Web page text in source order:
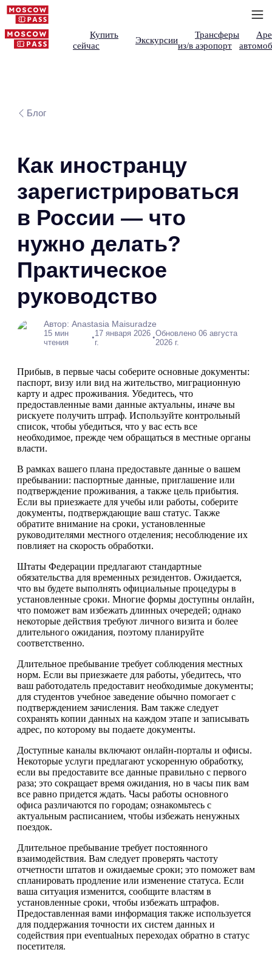
Купить
сейчас
Экскурсии
Трансферы
из/в аэропорт
Блог
Как иностранцу
зарегистрироваться
в России — что
нужно делать?
Практическое
руководство
Автор: Anastasia Maisuradze
15 мин
чтения
•17 января 2026
г.
•Обновлено 06 августа
2026 г.
Прибыв, в первые часы соберите основные документы:
паспорт, визу или вид на жительство, миграционную
карту и адрес проживания. Убедитесь, что
предоставленные вами данные актуальны, иначе вы
рискуете получить штраф. Используйте контрольный
список, чтобы убедиться, что у вас есть все
необходимое, прежде чем обращаться в местные органы
власти.
В рамках вашего плана предоставьте данные о вашем
пребывании: паспортные данные, приглашение или
подтверждение проживания, а также цель прибытия.
Если вы приезжаете для учебы или работы, соберите
документы, подтверждающие ваш статус. Также
обратите внимание на сроки, установленные
руководителями местного отделения; несоблюдение их
повлияет на скорость обработки.
Штаты Федерации предлагают стандартные
обязательства для временных резидентов. Ожидается,
что вы будете выполнять официальные процедуры в
установленные сроки. Многие формы доступны онлайн,
что поможет вам избежать длинных очередей; однако
некоторые действия требуют личного визита и более
длительного ожидания, поэтому планируйте
соответственно.
Длительное пребывание требует соблюдения местных
норм. Если вы приезжаете для работы, убедитесь, что
ваш работодатель предоставит необходимые документы;
для студентов учебное заведение обычно помогает с
подтверждением зачисления. Вам также следует
сохранять копии данных на каждом этапе и записывать
адрес, по которому вы подаете документы.
Доступные каналы включают онлайн-порталы и офисы.
Некоторые услуги предлагают ускоренную обработку,
если вы предоставите все данные правильно с первого
раза; это сокращает время ожидания, но в часы пик вам
все равно придется ждать. Часы работы основного
офиса различаются по городам; ознакомьтесь с
актуальным расписанием, чтобы избежать ненужных
поездок.
Длительное пребывание требует постоянного
взаимодействия. Вам следует проверять частоту
отчетности штатов и ожидаемые сроки; это поможет вам
спланировать продление или изменение статуса. Если
ваша ситуация изменится, сообщите властям в
установленные сроки, чтобы избежать штрафов.
Предоставленная вами информация также используется
для поддержания точности их систем данных и
содействия при eventualных переходах обратно в статус
посетителя.